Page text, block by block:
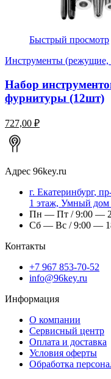
Быстрый просмотр
Инструменты (режущие,
Набор
фурнитуры (12шт)
727,00 ₽
Адрес 96key.ru
г. Екатеринбург,
1 этаж, Умный дом
Пн — Пт / 9:00 —
Сб — Вс / 9:00 —
Контакты
+7 967 853-70-52
info@96key.ru
Информация
О компании
Сервисный центр
Оплата и доставка
Условия оферты
Обработка